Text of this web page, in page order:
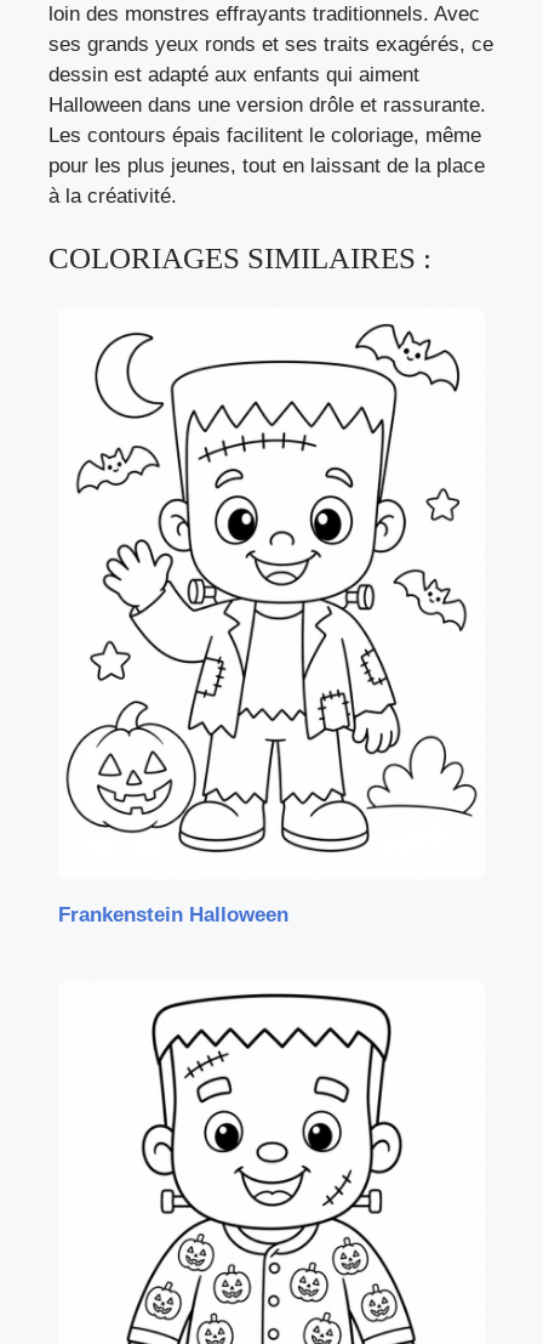
loin des monstres effrayants traditionnels. Avec
ses grands yeux ronds et ses traits exagérés, ce
dessin est adapté aux enfants qui aiment
Halloween dans une version drôle et rassurante.
Les contours épais facilitent le coloriage, même
pour les plus jeunes, tout en laissant de la place
à la créativité.
COLORIAGES SIMILAIRES :
Frankenstein Halloween